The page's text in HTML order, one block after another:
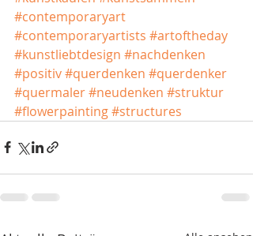
#contemporaryart
#contemporaryartists #artoftheday
#kunstliebtdesign #nachdenken
#positiv#querdenken #querdenker
#quermaler#neudenken #struktur
#flowerpainting#structures